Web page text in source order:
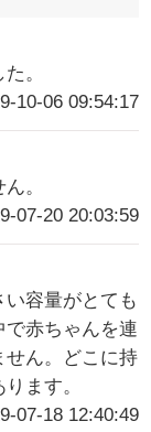
。
10-06 09:54:17
。
07-20 20:03:59
容量がとても
赤ちゃんを連
せん。どこに持
ます。
07-18 12:40:49